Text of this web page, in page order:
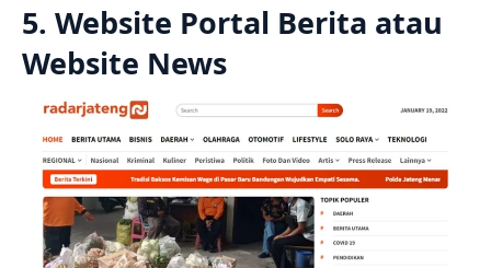
5. Website Portal Berita atau
Website News